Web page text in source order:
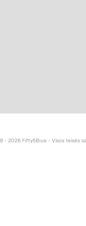
- 2026 Fifty5Blue - Visos teisės